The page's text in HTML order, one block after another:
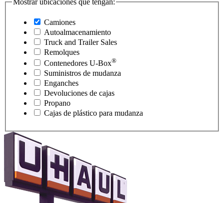
Camiones
Autoalmacenamiento
Truck and Trailer Sales
Remolques
Contenedores U-Box®
Suministros de mudanza
Enganches
Devoluciones de cajas
Propano
Cajas de plástico para mudanza